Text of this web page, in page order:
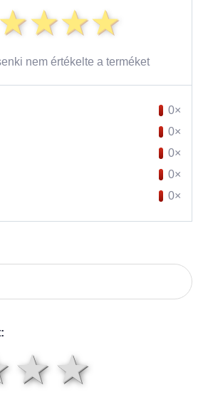
nem értékelte a terméket
0×
0×
0×
0×
0×
4
3 csillag
csillag